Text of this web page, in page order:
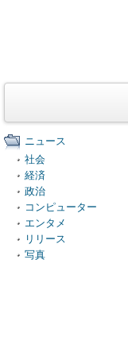
ニュース
社会
経済
政治
コンピューター
エンタメ
リリース
写真